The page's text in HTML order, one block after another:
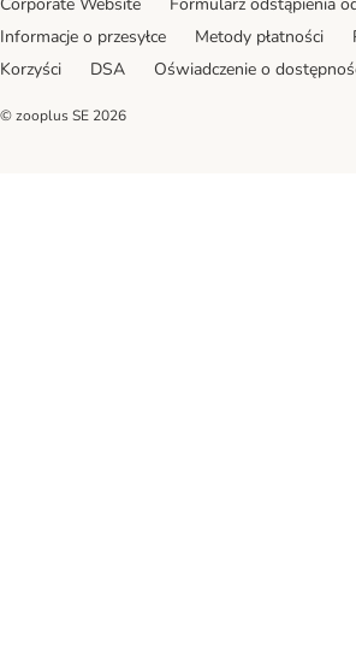
Corporate Website
Formularz odstąpienia
Informacje o przesyłce
Metody płatności
Korzyści
DSA Oświadczenie o
© zooplus SE 2026